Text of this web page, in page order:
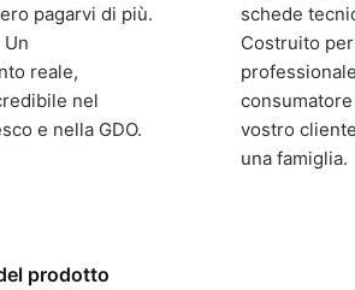
pagarvi di più.
reale,
nel
e nella GDO.
schede
Costruito
vostro
una famiglia.
prodotto